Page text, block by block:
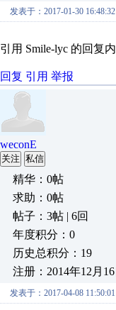
发表于：2017-01-30 16:48:32
引用 Smile-lyc 的
回复 引用 举报
weconE
关注 私信
精华：0帖
求助：0帖
帖子：3帖 | 6回
年度积分：0
历史总积分：19
注册：2014年12月16
发表于：2017-04-08 11:50:01